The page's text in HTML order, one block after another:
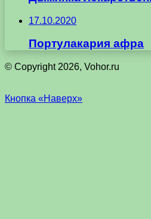
17.10.2020
Портулакария афра
© Copyright 2026, Vohor.ru
Кнопка «Наверх»